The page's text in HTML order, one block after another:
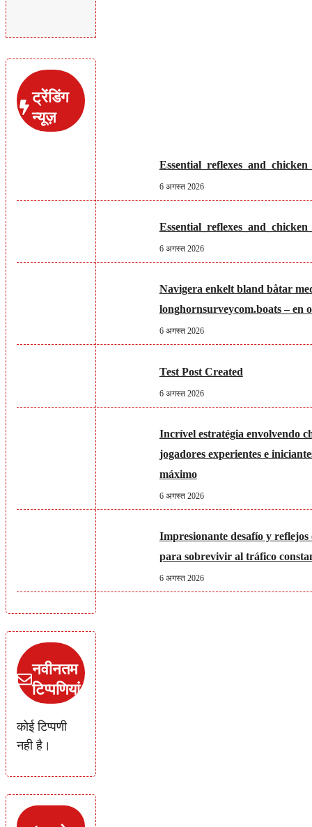
ट्रेंडिंग
न्यूज़
6 अगस्त 2026
6 अगस्त 2026
Navigera enkelt bland båtar
longhornsurveycom.boats – en
6 अगस्त 2026
Test Post Created
6 अगस्त 2026
Incrível estratégia envolvendo
jogadores experientes e
máximo
6 अगस्त 2026
Impresionante desafío y
para sobrevivir al tráfico
6 अगस्त 2026
नवीनतम
टिप्पणियां
कोई टिप्पणी
नही है।